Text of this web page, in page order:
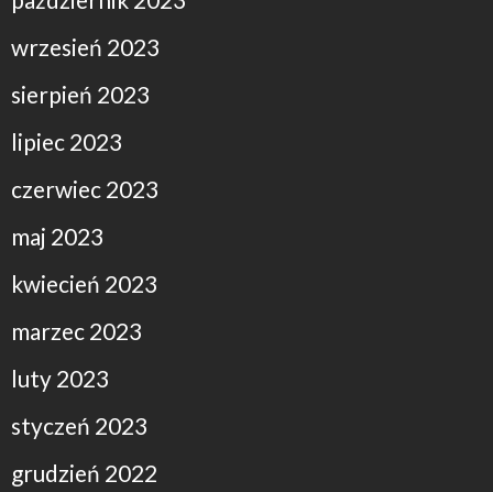
wrzesień 2023
sierpień 2023
lipiec 2023
czerwiec 2023
maj 2023
kwiecień 2023
marzec 2023
luty 2023
styczeń 2023
grudzień 2022